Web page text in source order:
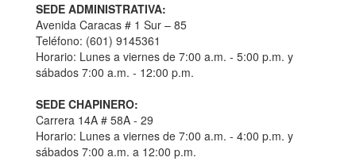
SEDE ADMINISTRATIVA:
Avenida Caracas # 1 Sur – 85
Teléfono: (601) 9145361
Horario: Lunes a viernes de 7:00 a.m. - 5:00 p.m. y
sábados 7:00 a.m. - 12:00 p.m.
SEDE CHAPINERO:
Carrera 14A # 58A - 29
Horario: Lunes a viernes de 7:00 a.m. - 4:00 p.m. y
sábados 7:00 a.m. a 12:00 p.m.